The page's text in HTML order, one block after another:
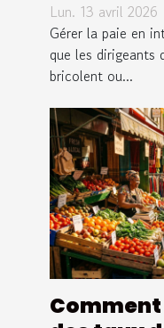
était
Lun. 13 avril 2026
Gérer la paie en
que les dirigeants
bricolent ou...